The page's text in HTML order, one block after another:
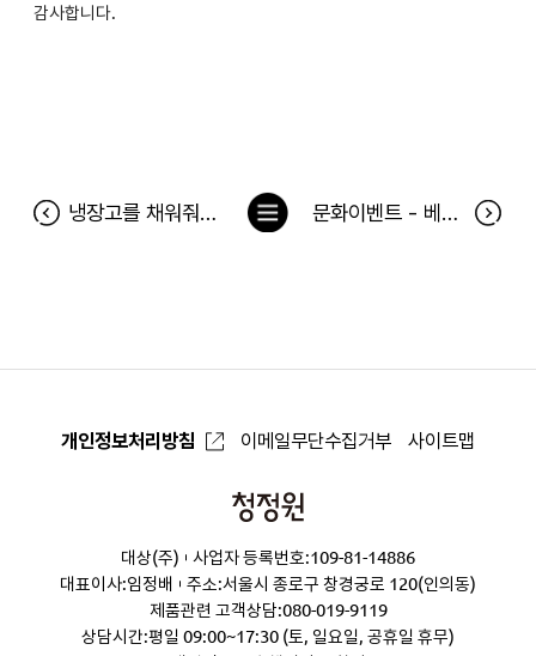
감사합니다.
냉장고를 채워줘 124차 당첨자(5월 27일~6월 2일) 및 5월 베스트 당첨후기 문화이벤트 - 베니스의 상인 공연 당첨자
목
개인정보처리방침 이메일무단수집거부 사이트맵
청
원
대상(주)
사업자 등록번호:109-81-14886
대표이사:임정배
주소:서울시 종로구 창경궁로 120(인의동)
제품관련 고객상담:080-019-9119
상담시간:평일 09:00~17:30 (토, 일요일, 공휴일 휴무)